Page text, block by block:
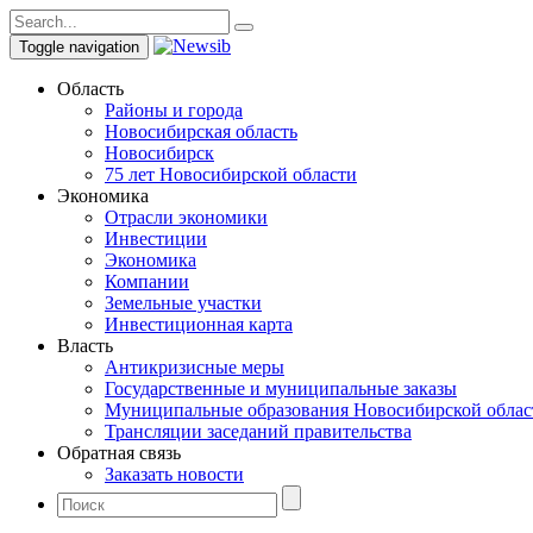
Toggle navigation
Область
Районы и города
Новосибирская область
Новосибирск
75 лет Новосибирской области
Экономика
Отрасли экономики
Инвестиции
Экономика
Компании
Земельные участки
Инвестиционная карта
Власть
Антикризисные меры
Государственные и муниципальные заказы
Муниципальные образования Новосибирской
Трансляции заседаний правительства
Обратная связь
Заказать новости